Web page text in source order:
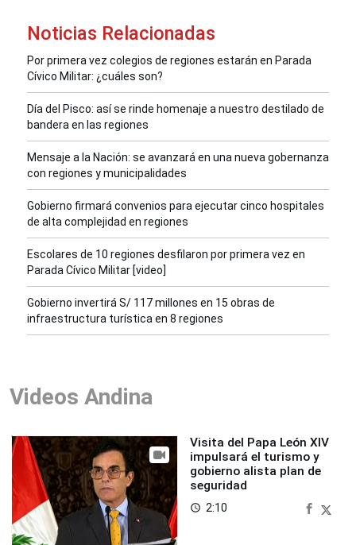
Noticias Relacionadas
Por primera vez colegios de regiones estarán en Parada
Cívico Militar: ¿cuáles son?
Día del Pisco: así se rinde homenaje a nuestro destilado de
bandera en las regiones
Mensaje a la Nación: se avanzará en una nueva gobernanza
con regiones y municipalidades
Gobierno firmará convenios para ejecutar cinco hospitales
de alta complejidad en regiones
Escolares de 10 regiones desfilaron por primera vez en
Parada Cívico Militar [video]
Gobierno invertirá S/ 117 millones en 15 obras de
infraestructura turística en 8 regiones
Videos Andina
Visita del Papa León XIV
impulsará el turismo y
gobierno alista plan de
seguridad
access_time 2:10